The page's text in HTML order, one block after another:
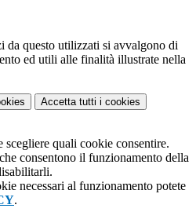
da questo utilizzati si avvalgono di
ed utili alle finalità illustrate nella
Accetta tutti i cookies
scegliere quali cookie consentire.
consentono il funzionamento della
necessari al funzionamento potete
.